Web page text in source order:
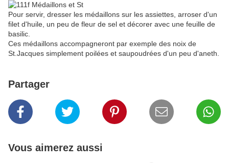
Pour servir, dresser les médaillons sur les assiettes, arroser d'un
filet d'huile, un peu de fleur de sel et décorer avec une feuille de
basilic.
Ces médaillons accompagneront par exemple des noix de
St.Jacques simplement poilées et saupoudrées d'un peu d'aneth.
Partager
Vous aimerez aussi